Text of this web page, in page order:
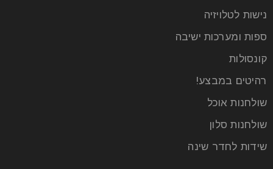
13
כיום, בכדי ליהנות מסלון מעוצב ומרשים, אתם ממש לא
חייבים לצאת עם חורים בכיסים. באמצעות חיפוי קיר
קרא עוד
נישות לטלויזיה
ספות ומערכות ישיבה
קונסולות
רהיטים במבצע!
שולחנות אוכל
שולחנות סלון
שידות לחדר שינה